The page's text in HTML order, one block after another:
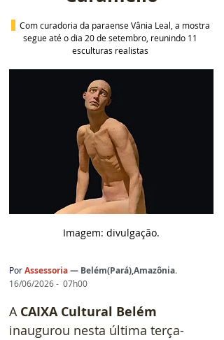
Com curadoria da paraense Vânia Leal, a mostra
segue até o dia 20 de setembro, reunindo 11
esculturas realistas
Imagem: divulgação.
Por Assessoria — Belém(Pará),Amazônia.
16/06/2026 -  07h00
A CAIXA Cultural Belém
inaugurou nesta última terça-